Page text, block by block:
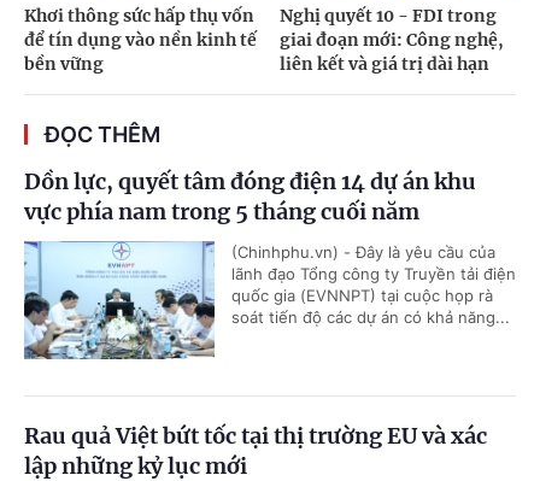
Khơi thông sức hấp thụ vốn
để tín dụng vào nền kinh tế
bền vững
Nghị quyết 10 - FDI trong
giai đoạn mới: Công nghệ,
liên kết và giá trị dài hạn
ĐỌC THÊM
Dồn lực, quyết tâm đóng điện 14 dự án khu
vực phía nam trong 5 tháng cuối năm
(Chinhphu.vn) - Đây là yêu cầu của
lãnh đạo Tổng công ty Truyền tải điện
quốc gia (EVNNPT) tại cuộc họp rà
soát tiến độ các dự án có khả năng...
Rau quả Việt bứt tốc tại thị trường EU và xác
lập những kỷ lục mới